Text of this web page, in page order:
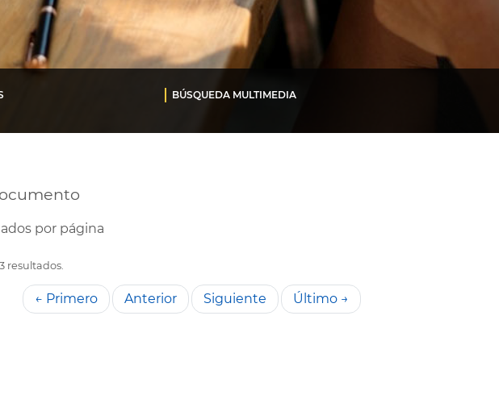
BÚSQUEDA MULTIMEDIA
por página
resultados.
← Primero Anterior Siguiente Último →